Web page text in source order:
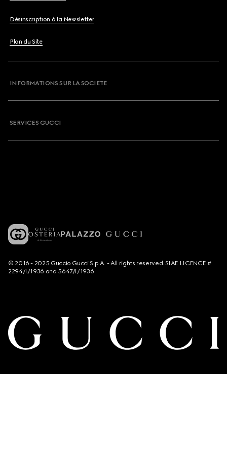
Désinscription à la Newsletter
Plan du Site
INFORMATIONS SUR LA SOCIETE
SERVICES GUCCI
© 2016 - 2025 Guccio Gucci S.p.A. - All rights reserved. SIAE LICENCE #
2294/I/1936 and 5647/I/1936